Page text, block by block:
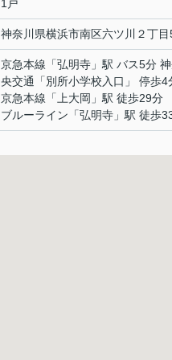
1戸
神奈川県横浜市南区六ツ川 ２丁
京急本線 「弘明寺 」駅 バス5分
央交通「別所小学校入口」 停歩4
京急本線 「 上大岡 」駅 徒歩29分
ブルーライン 「弘明寺 」駅 徒歩